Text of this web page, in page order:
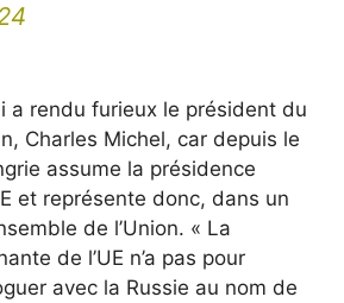
a rendu furieux le président du
Charles Michel, car depuis le
assume la présidence
et représente donc, dans un
de l’Union. « La
de l’UE n’a pas pour
avec la Russie au nom de